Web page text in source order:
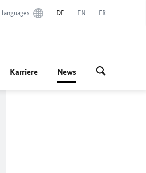
DE EN FR
Karriere News